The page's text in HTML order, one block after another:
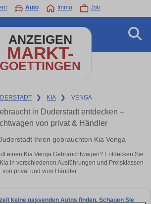
Auto Immo Job
ANZEIGEN
MARKT-
GOETTINGEN
❯ KIA ❯ VENGA
in Duderstadt entdecken –
von privat & Händler
Ihren gebrauchten Kia Venga
einen Kia Venga Gebrauchtwagen? Entdecken Sie
in verschiedenen Ausführungen und Preisklassen
von privat und vom Händler.
keine passenden Autos finden. Schauen Sie